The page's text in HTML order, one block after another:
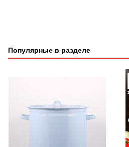
Популярные в разделе